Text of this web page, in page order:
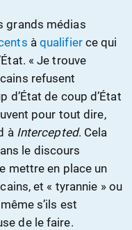
grands médias
à qualifierce qui
« Je trouve
refusent
d’État de coup d’État
pour tout dire,
à Intercepted. Cela
le discours
mettre en place un
et « tyrannie » ou
s’ils est
de le faire.